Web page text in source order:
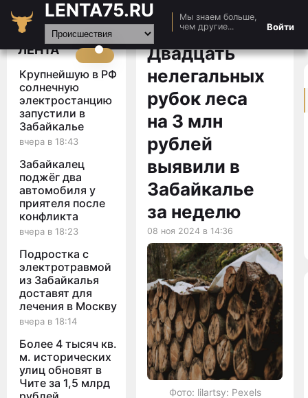
LENTA75.RU
Мы знаем больше,
чем другие...
Войти
Главная
Новости
Видео
Статьи
ЛЕНТА
Крупнейшую в РФ
солнечную
электростанцию
запустили в
Забайкалье
вчера в 18:43
Забайкалец
поджёг два
автомобиля у
приятеля после
конфликта
вчера в 18:23
Подростка с
электротравмой
из Забайкалья
доставят для
лечения в Москву
вчера в 18:14
Более 4 тысяч кв.
м. исторических
улиц обновят в
Чите за 1,5 млрд
Двадцать
нелегальных
рубок леса
на 3 млн
рублей
выявили в
Забайкалье
за неделю
08 ноя 2024 в 14:36
Фото: lilartsy: Pexels